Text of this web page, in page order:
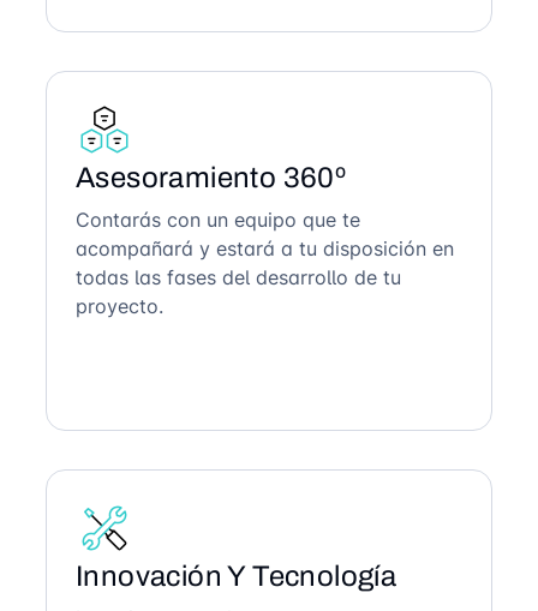
Asesoramiento 360º
Contarás con un equipo que te
acompañará y estará a tu disposición en
todas las fases del desarrollo de tu
proyecto.
Innovación Y Tecnología